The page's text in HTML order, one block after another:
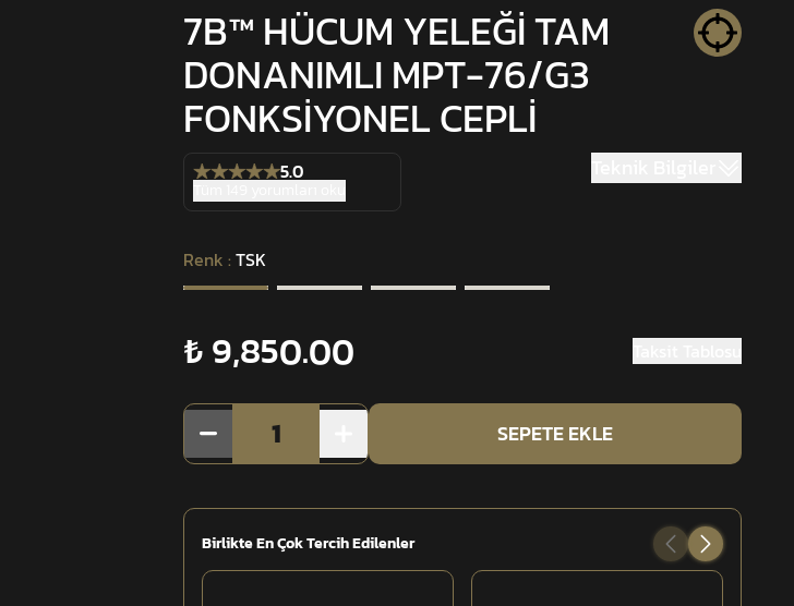
7B™ HÜCUM YELEĞİ TAM
DONANIMLI MPT-76/G3
FONKSİYONEL CEPLİ
5.0
Renk : TSK
₺ 9,850.00
1 SEPETE EKLE
Birlikte En Çok Tercih Edilenler